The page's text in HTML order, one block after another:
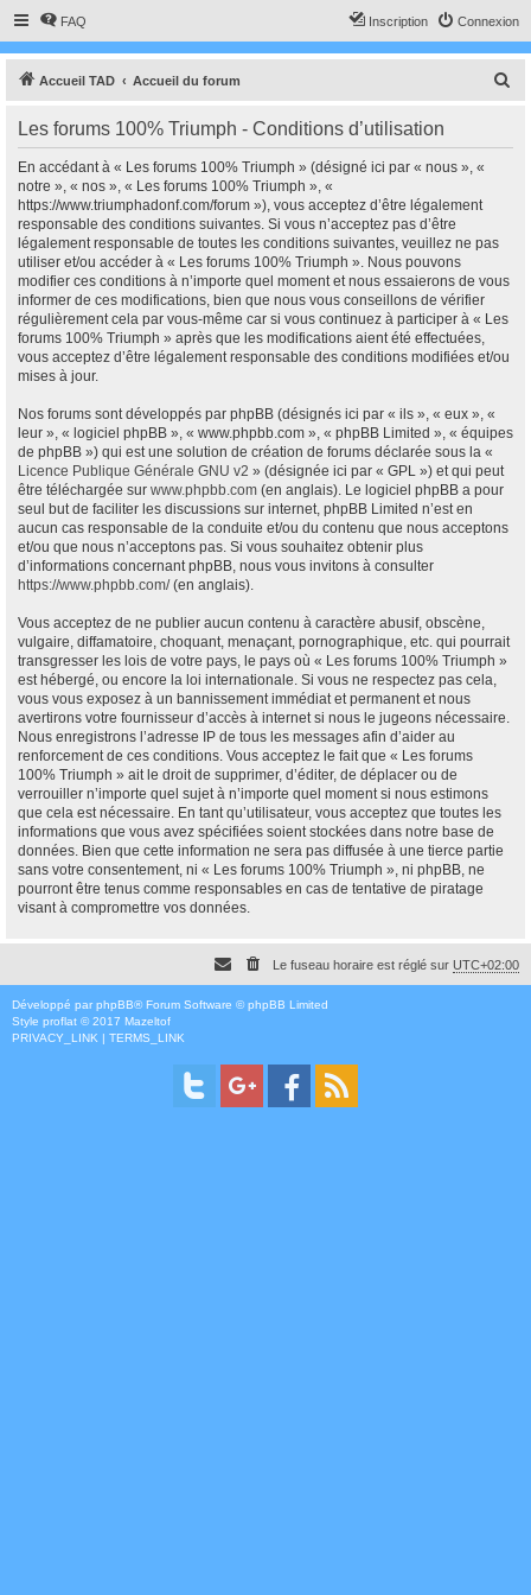
FAQ Connexion
Inscription
Accueil TAD Accueil du forum
Les forums 100% Triumph - Conditions d’utilisation
En accédant à « Les forums 100% Triumph » (désigné ici par « nous », «
notre », « nos », « Les forums 100% Triumph », «
https://www.triumphadonf.com/forum »), vous acceptez d’être légalement
responsable des conditions suivantes. Si vous n’acceptez pas d’être
légalement responsable de toutes les conditions suivantes, veuillez ne pas
utiliser et/ou accéder à « Les forums 100% Triumph ». Nous pouvons
modifier ces conditions à n’importe quel moment et nous essaierons de vous
informer de ces modifications, bien que nous vous conseillons de vérifier
régulièrement cela par vous-même car si vous continuez à participer à « Les
forums 100% Triumph » après que les modifications aient été effectuées,
vous acceptez d’être légalement responsable des conditions modifiées et/ou
mises à jour.
Nos forums sont développés par phpBB (désignés ici par « ils », « eux », «
leur », « logiciel phpBB », « www.phpbb.com », « phpBB Limited », « équipes
de phpBB ») qui est une solution de création de forums déclarée sous la «
Licence Publique Générale GNU v2 » (désignée ici par « GPL ») et qui peut
être téléchargée sur www.phpbb.com (en anglais). Le logiciel phpBB a pour
seul but de faciliter les discussions sur internet, phpBB Limited n’est en
aucun cas responsable de la conduite et/ou du contenu que nous acceptons
et/ou que nous n’acceptons pas. Si vous souhaitez obtenir plus
d’informations concernant phpBB, nous vous invitons à consulter
https://www.phpbb.com/(en anglais).
Vous acceptez de ne publier aucun contenu à caractère abusif, obscène,
vulgaire, diffamatoire, choquant, menaçant, pornographique, etc. qui pourrait
transgresser les lois de votre pays, le pays où « Les forums 100% Triumph »
est hébergé, ou encore la loi internationale. Si vous ne respectez pas cela,
vous vous exposez à un bannissement immédiat et permanent et nous
avertirons votre fournisseur d’accès à internet si nous le jugeons nécessaire.
Nous enregistrons l’adresse IP de tous les messages afin d’aider au
renforcement de ces conditions. Vous acceptez le fait que « Les forums
100% Triumph » ait le droit de supprimer, d’éditer, de déplacer ou de
verrouiller n’importe quel sujet à n’importe quel moment si nous estimons
que cela est nécessaire. En tant qu’utilisateur, vous acceptez que toutes les
informations que vous avez spécifiées soient stockées dans notre base de
données. Bien que cette information ne sera pas diffusée à une tierce partie
sans votre consentement, ni « Les forums 100% Triumph », ni phpBB, ne
pourront être tenus comme responsables en cas de tentative de piratage
visant à compromettre vos données.
Le fuseau horaire est réglé sur UTC+02:00
Développé par phpBB® Forum Software © phpBB Limited
Style proflat © 2017 Mazeltof
PRIVACY_LINK | TERMS_LINK